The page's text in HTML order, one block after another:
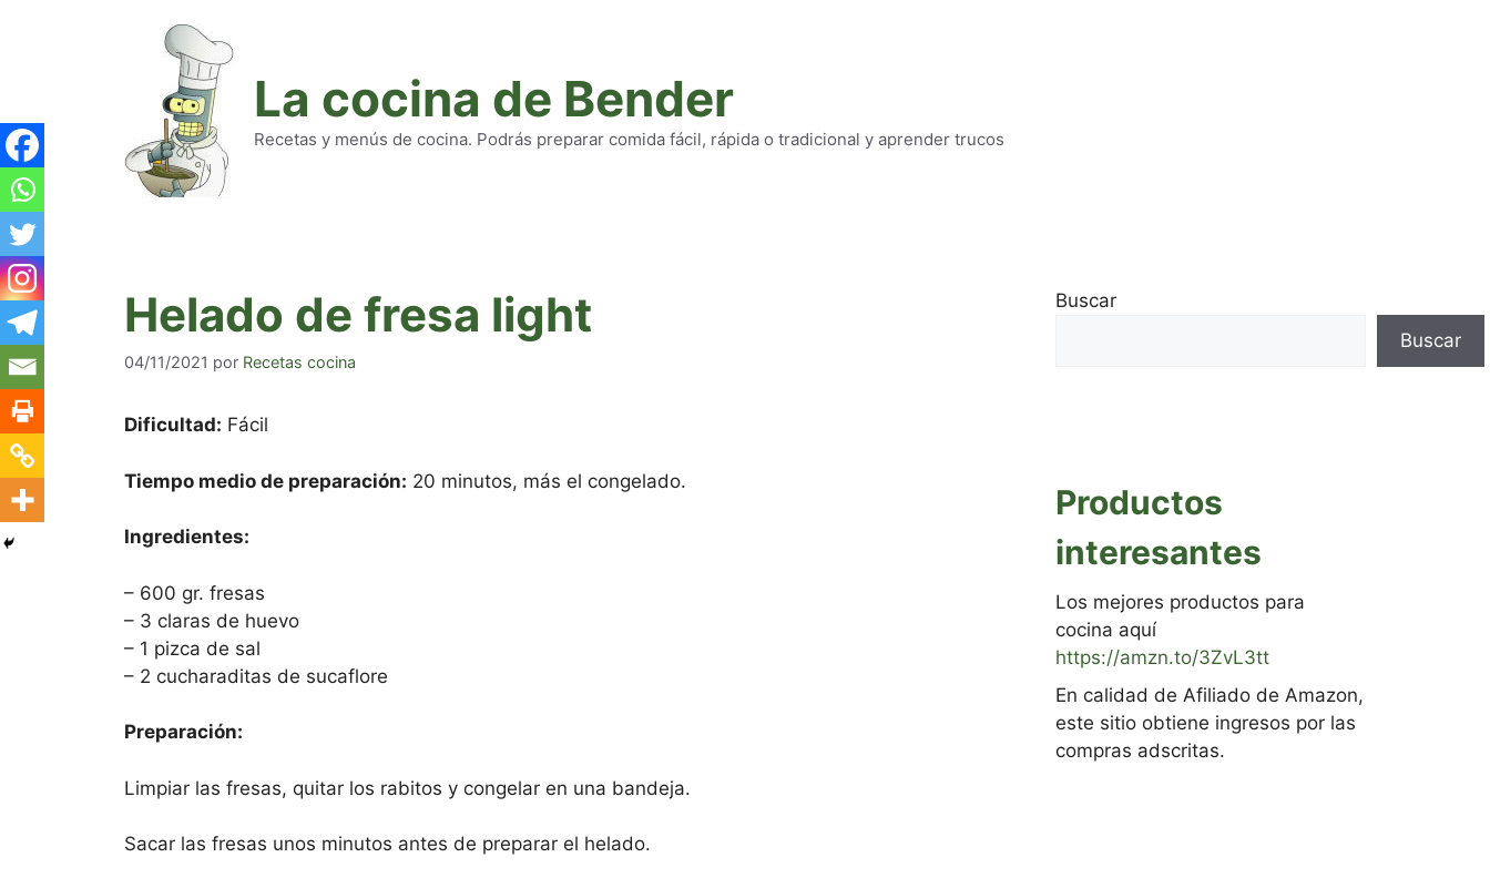
La cocina de Bender
Recetas y menús de cocina. Podrás preparar comida fácil, rápida o tradicional y aprender trucos
Helado de fresa light
04/11/2021 por Recetas cocina
Dificultad: Fácil
Tiempo medio de preparación: 20 minutos, más el congelado.
Ingredientes:
– 600 gr. fresas
– 3 claras de huevo
– 1 pizca de sal
– 2 cucharaditas de sucaflore
Preparación:
Limpiar las fresas, quitar los rabitos y congelar en una bandeja.
Sacar las fresas unos minutos antes de preparar el helado.
Buscar
Buscar
Productos
interesantes
Los mejores productos para
cocina aquí
https://amzn.to/3ZvL3tt
En calidad de Afiliado de Amazon,
este sitio obtiene ingresos por las
compras adscritas.